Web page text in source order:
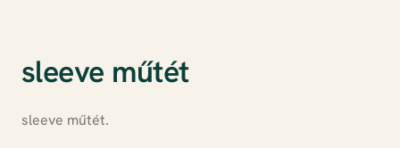
sleeve műtét
sleeve műtét.